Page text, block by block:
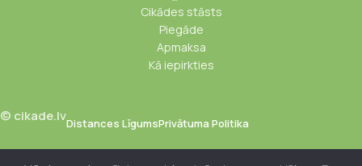
Cikādes stāsts
Piegāde
Apmaksa
Kā iepirkties
© cikade.lvDistances LīgumsPrivātuma Politika